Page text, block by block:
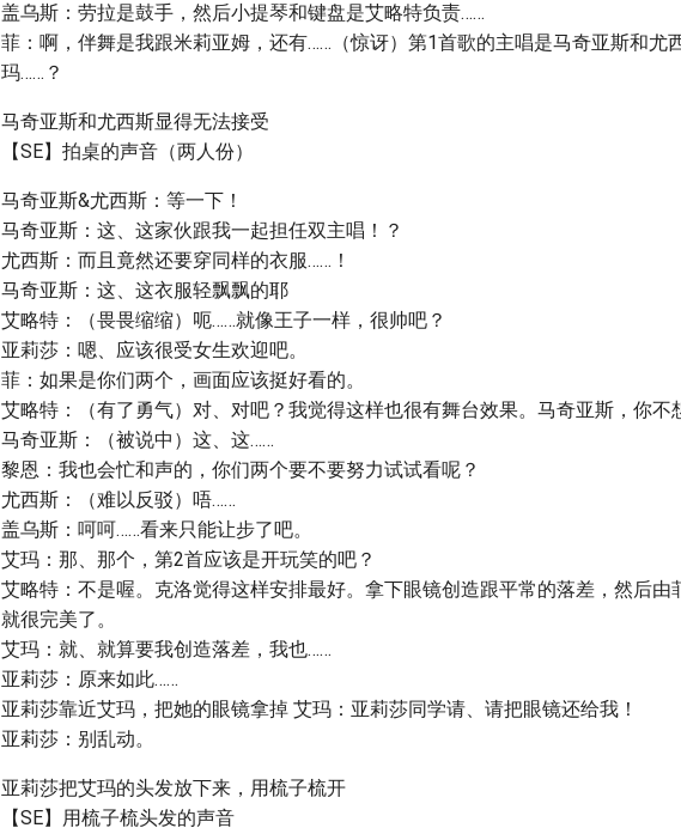
盖乌斯：劳拉是鼓手，然后小提琴和键盘是艾略特负责……
菲：啊，伴舞是我跟米莉亚姆，还有……（惊讶）第1首歌的主唱是马奇亚斯和尤
玛……？
马奇亚斯和尤西斯显得无法接受
【SE】拍桌的声音（两人份）
马奇亚斯&尤西斯：等一下！
马奇亚斯：这、这家伙跟我一起担任双主唱！？
尤西斯：而且竟然还要穿同样的衣服……！
马奇亚斯：这、这衣服轻飘飘的耶
艾略特：（畏畏缩缩）呃……就像王子一样，很帅吧？
亚莉莎：嗯、应该很受女生欢迎吧。
菲：如果是你们两个，画面应该挺好看的。
艾略特：（有了勇气）对、对吧？我觉得这样也很有舞台效果。马奇亚斯，你不
马奇亚斯：（被说中）这、这……
黎恩：我也会忙和声的，你们两个要不要努力试试看呢？
尤西斯：（难以反驳）唔……
盖乌斯：呵呵……看来只能让步了吧。
艾玛：那、那个，第2首应该是开玩笑的吧？
艾略特：不是喔。克洛觉得这样安排最好。拿下眼镜创造跟平常的落差，然后由
就很完美了。
艾玛：就、就算要我创造落差，我也……
亚莉莎：原来如此……
亚莉莎靠近艾玛，把她的眼镜拿掉 艾玛：亚莉莎同学请、请把眼镜还给我！
亚莉莎：别乱动。
亚莉莎把艾玛的头发放下来，用梳子梳开
【SE】用梳子梳头发的声音